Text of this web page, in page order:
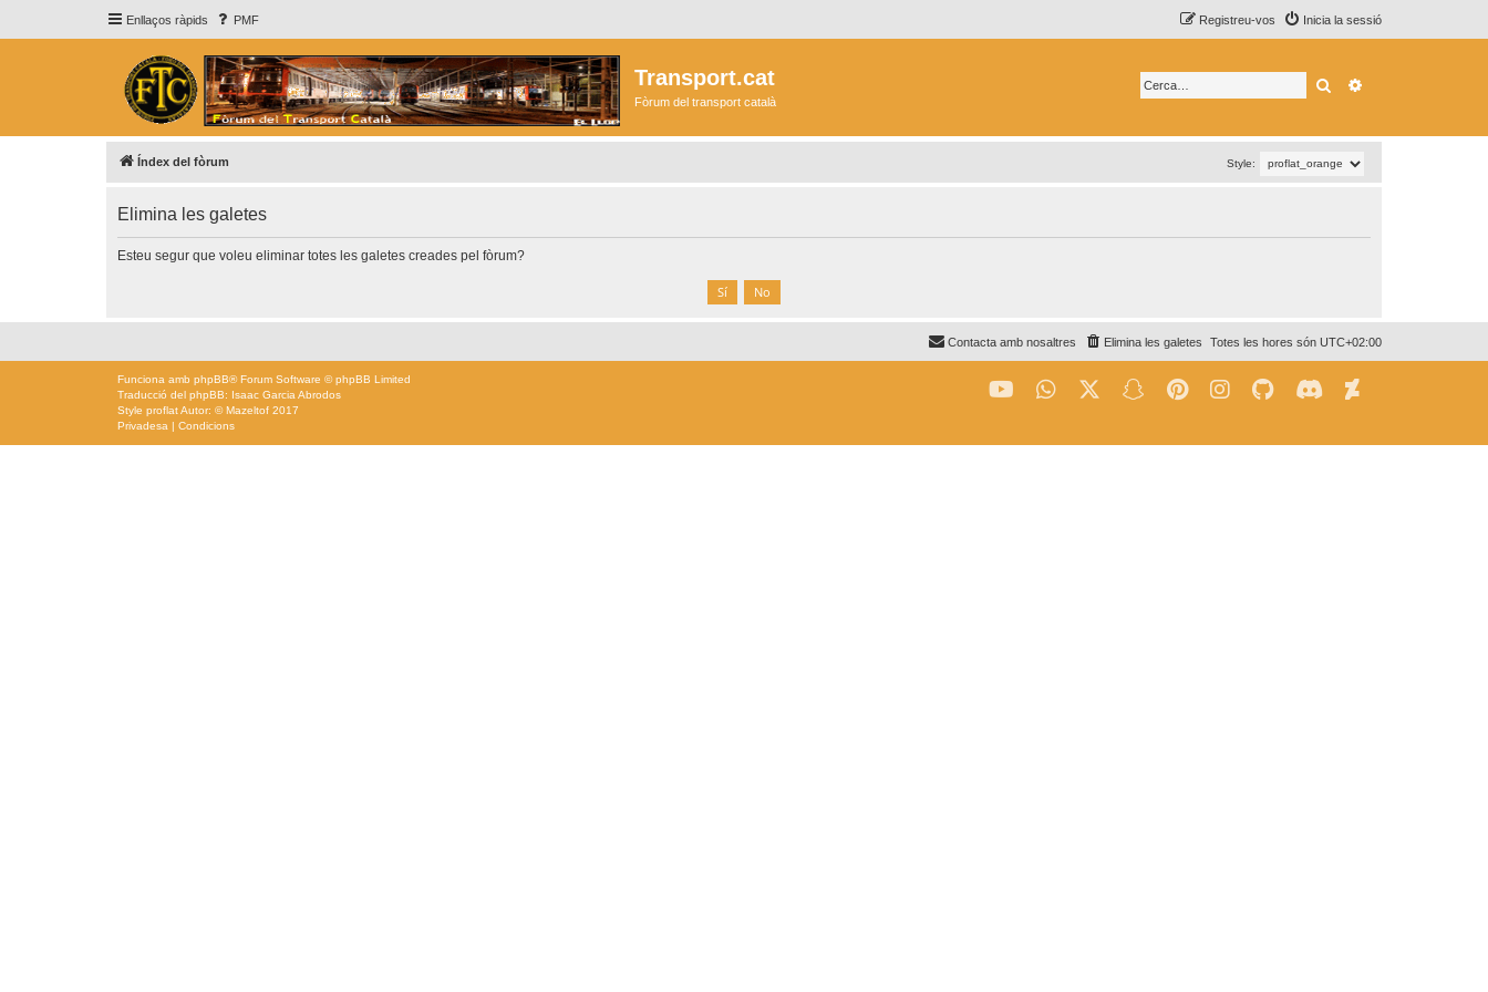
Enllaços ràpids PMF Inicia la sessió
Registreu-vos
Transport.cat
Fòrum del transport català
Cerca
Índex del fòrum Style:
Elimina les galetes
Esteu segur que voleu eliminar totes les galetes creades pel fòrum?
Totes les hores són UTC+02:00
Elimina les galetes
Contacta amb nosaltres
Funciona amb phpBB® Forum Software © phpBB Limited
Traducció del phpBB: Isaac Garcia Abrodos
Style proflatAutor: ©Mazeltof 2017
Privadesa | Condicions